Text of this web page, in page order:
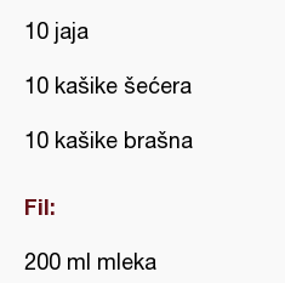
10 jaja
10 kašike šećera
10 kašike brašna
Fil:
200 ml mleka